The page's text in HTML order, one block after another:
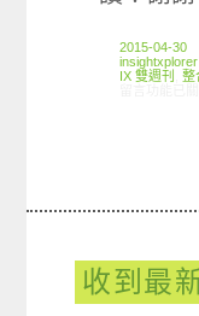
2015-04-30
insightxplorer
IX 雙週刊
,整
收到最